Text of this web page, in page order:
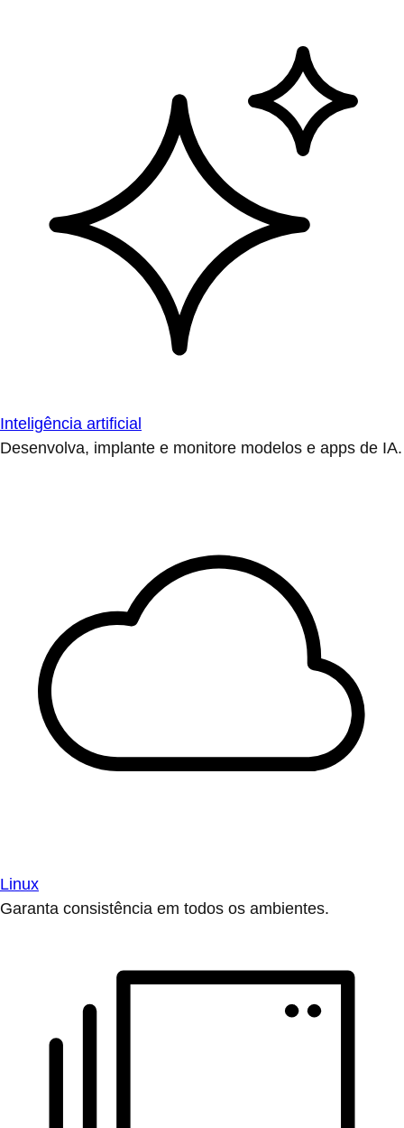
Inteligência artificial
Desenvolva, implante e monitore modelos e apps de IA.
Linux
Garanta consistência em todos os ambientes.